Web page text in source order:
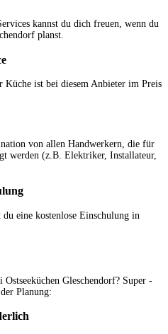
kannst du dich freuen, wenn du
planst.
Küche ist bei diesem Anbieter im Preis
von allen Handwerkern, die für
werden (z.B. Elektriker, Installateur,
eine kostenlose Einschulung in
Gleschendorf? Super -
Planung: